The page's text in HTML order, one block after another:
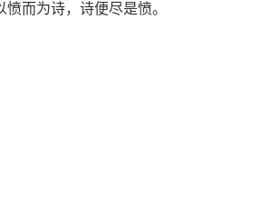
而为诗，诗便尽是愤。